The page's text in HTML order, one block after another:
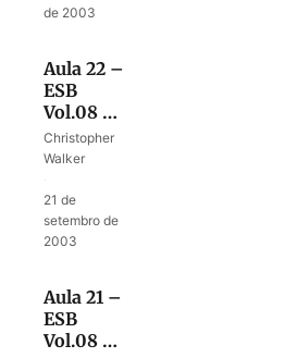
de 2003
Aula 22 –
ESB
Vol.08 –
Entregando
a palavra
Christopher
Walker
21 de
setembro de
2003
Aula 21 –
ESB
Vol.08 –